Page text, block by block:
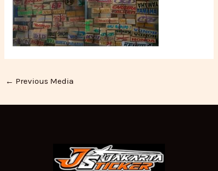
← Previous Media